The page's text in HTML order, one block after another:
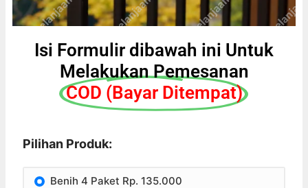
Isi Formulir dibawah ini Untuk
Melakukan Pemesanan
COD (Bayar Ditempat)
Pilihan Produk:
Benih 4 Paket Rp. 135.000